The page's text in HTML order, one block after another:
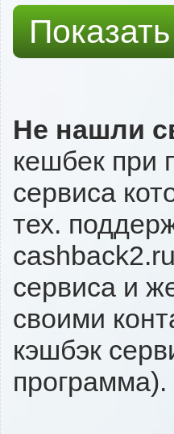
Не нашли
кешбек при
сервиса
тех.
сервиса и
своими
кэшбэк
программа).